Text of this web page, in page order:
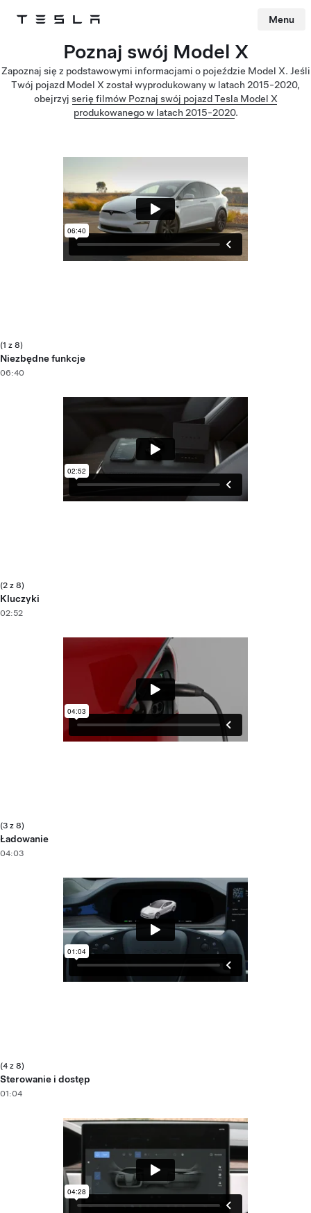
Tesla Menu
Poznaj swój Model X
Zapoznaj się z podstawowymi informacjami o pojeździe Model X. Jeśli
Twój pojazd Model X został wyprodukowany w latach 2015-2020,
obejrzyj serię filmów Poznaj swój pojazd Tesla Model X
produkowanego w latach 2015-2020.
(1 z 8)
Niezbędne funkcje
06:40
(2 z 8)
Kluczyki
02:52
(3 z 8)
Ładowanie
04:03
(4 z 8)
Sterowanie i dostęp
01:04